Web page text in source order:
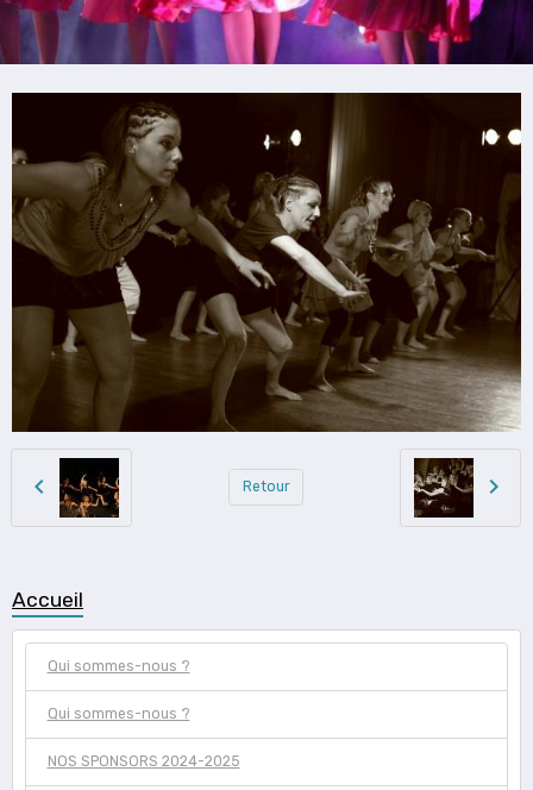
Retour
Accueil
Qui sommes-nous ?
Qui sommes-nous ?
NOS SPONSORS 2024-2025